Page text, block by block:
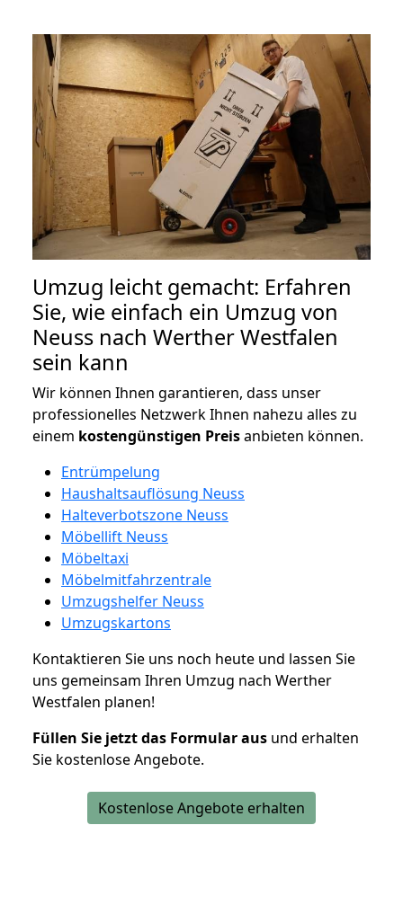
Umzug leicht gemacht: Erfahren
Sie, wie einfach ein Umzug von
Neuss nach Werther Westfalen
sein kann
Wir können Ihnen garantieren, dass unser
professionelles Netzwerk Ihnen nahezu alles zu
einem kostengünstigen Preisanbieten können.
Entrümpelung
Haushaltsauflösung Neuss
Halteverbotszone Neuss
Möbellift Neuss
Möbeltaxi
Möbelmitfahrzentrale
Umzugshelfer Neuss
Umzugskartons
Kontaktieren Sie uns noch heute und lassen Sie
uns gemeinsam Ihren Umzug nach Werther
Westfalen planen!
Füllen Sie jetzt das Formular aus und erhalten
Sie kostenlose Angebote.
Kostenlose Angebote erhalten